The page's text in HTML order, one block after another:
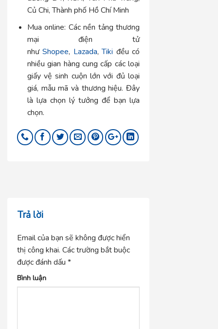
Củ Chi, Thành phố Hồ Chí Minh
Mua online: Các nền tảng thương
mại điện tử
nhưShopee, Lazada,Tiki đều có
nhiều gian hàng cung cấp các loại
giấy vệ sinh cuộn lớn với đủ loại
giá, mẫu mã và thương hiệu. Đây
là lựa chọn lý tưởng để bạn lựa
chọn.
Trả lời
Email của bạn sẽ không được hiển
thị công khai. Các trường bắt buộc
được đánh dấu *
Bình luận